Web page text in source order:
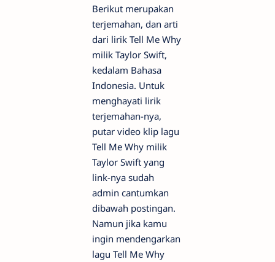
Berikut merupakan
terjemahan, dan arti
dari lirik Tell Me Why
milik Taylor Swift,
kedalam Bahasa
Indonesia. Untuk
menghayati lirik
terjemahan-nya,
putar video klip lagu
Tell Me Why milik
Taylor Swift yang
link-nya sudah
admin cantumkan
dibawah postingan.
Namun jika kamu
ingin mendengarkan
lagu Tell Me Why